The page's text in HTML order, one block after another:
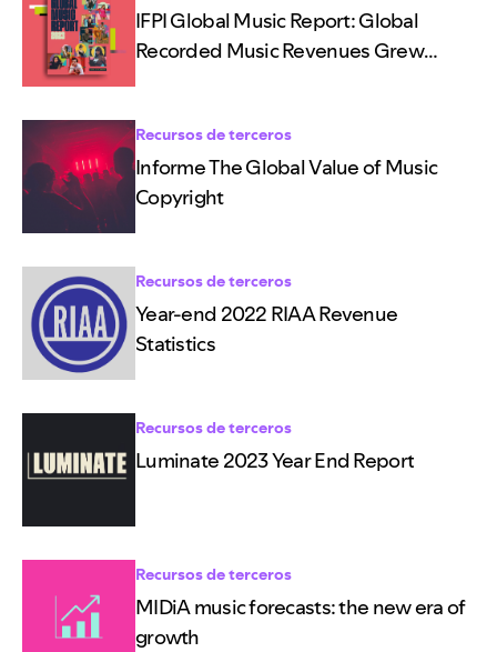
IFPI Global Music Report: Global
Recorded Music Revenues Grew
Recursos de terceros
Informe The Global Value of Music
Copyright
Recursos de terceros
Year-end 2022 RIAA Revenue
Statistics
Recursos de terceros
Luminate 2023 Year End Report
Recursos de terceros
MIDiA music forecasts: the new era of
growth